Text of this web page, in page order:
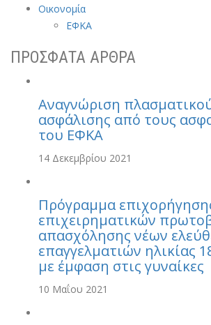
Οικονομία
ΕΦΚΑ
ΠΡΟΣΦΑΤΑ ΑΡΘΡΑ
Αναγνώριση
ασφάλισης από τους
του ΕΦΚΑ
14 Δεκεμβρίου 2021
Πρόγραμμα
επιχειρηματικών
απασχόλησης νέων
επαγγελματιών ηλικίας
με έμφαση στις γυναίκες
10 Μαΐου 2021